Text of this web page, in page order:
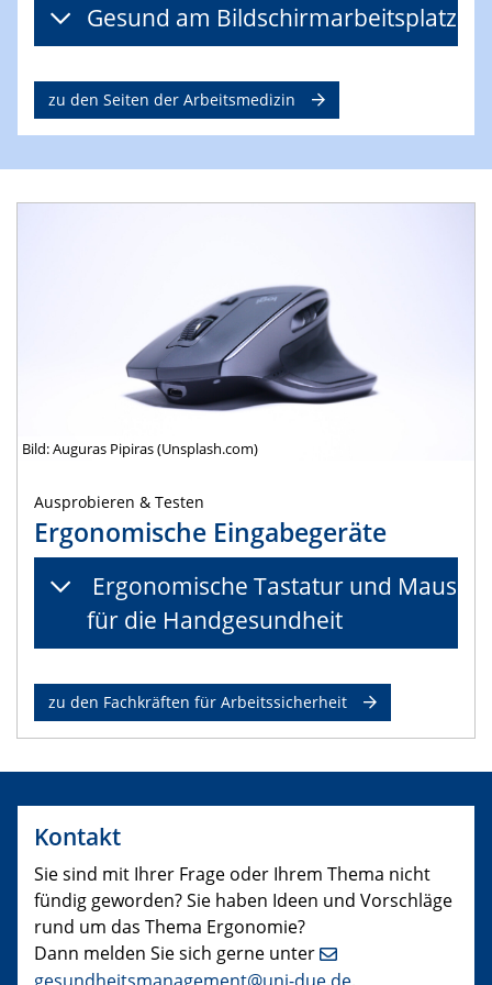
Gesund am Bildschirmarbeitsplatz
zu den Seiten der Arbeitsmedizin
Bild: Auguras Pipiras (Unsplash.com)
Ausprobieren & Testen
Ergonomische Eingabegeräte
Ergonomische Tastatur und Maus
für die Handgesundheit
zu den Fachkräften für Arbeitssicherheit
Kontakt
Sie sind mit Ihrer Frage oder Ihrem Thema nicht
fündig geworden? Sie haben Ideen und Vorschläge
rund um das Thema Ergonomie?
Dann melden Sie sich gerne unter